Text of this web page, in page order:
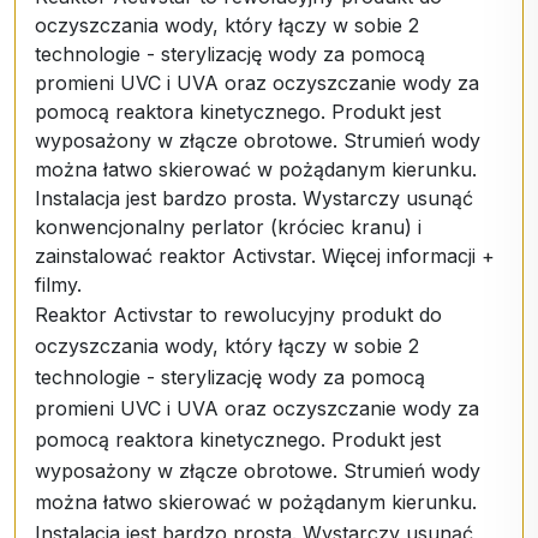
oczyszczania wody, który łączy w sobie 2
technologie - sterylizację wody za pomocą
promieni UVC i UVA oraz oczyszczanie wody za
pomocą reaktora kinetycznego. Produkt jest
wyposażony w złącze obrotowe. Strumień wody
można łatwo skierować w pożądanym kierunku.
Instalacja jest bardzo prosta. Wystarczy usunąć
konwencjonalny perlator (króciec kranu) i
zainstalować reaktor Activstar. Więcej informacji +
filmy.
Reaktor Activstar to rewolucyjny produkt do
oczyszczania wody, który łączy w sobie 2
technologie - sterylizację wody za pomocą
promieni UVC i UVA oraz oczyszczanie wody za
pomocą reaktora kinetycznego. Produkt jest
wyposażony w złącze obrotowe. Strumień wody
można łatwo skierować w pożądanym kierunku.